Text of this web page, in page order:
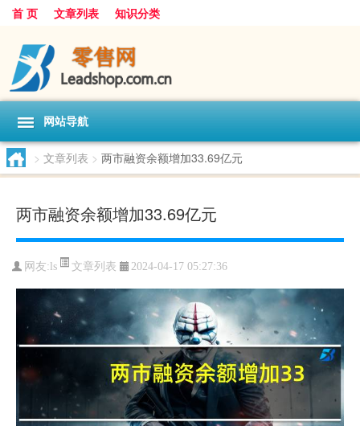
首 页 文章列表 知识分类
网站导航
> 文章列表 > 两市融资余额增加33.69亿元
两市融资余额增加33.69亿元
网友:ls 文章列表 2024-04-17 05:27:36